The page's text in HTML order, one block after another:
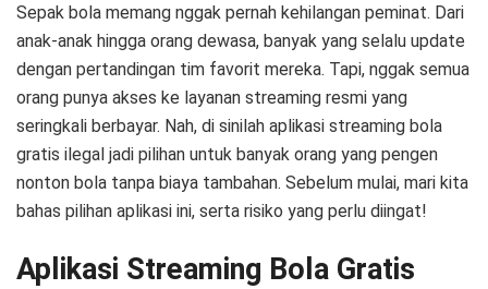
Sepak bola memang nggak pernah kehilangan peminat. Dari
anak-anak hingga orang dewasa, banyak yang selalu update
dengan pertandingan tim favorit mereka. Tapi, nggak semua
orang punya akses ke layanan streaming resmi yang
seringkali berbayar. Nah, di sinilah aplikasi streaming bola
gratis ilegal jadi pilihan untuk banyak orang yang pengen
nonton bola tanpa biaya tambahan. Sebelum mulai, mari kita
bahas pilihan aplikasi ini, serta risiko yang perlu diingat!
Aplikasi Streaming Bola Gratis